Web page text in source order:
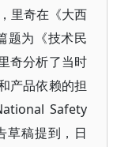
里奇在《大西
题为《技术民
奇分析了当时
产品依赖的担
Safety
草稿提到，日